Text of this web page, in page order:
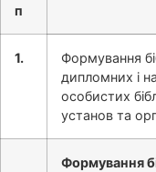
п
1.
Формування
дипломних і
особистих
установ та
Формування